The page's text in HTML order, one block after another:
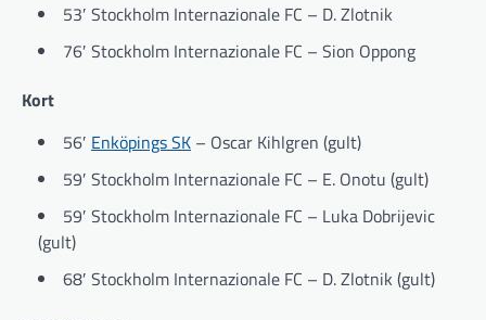
53′ Stockholm Internazionale FC – D. Zlotnik
76′ Stockholm Internazionale FC – Sion Oppong
Kort
56′ Enköpings SK – Oscar Kihlgren (gult)
59′ Stockholm Internazionale FC – E. Onotu (gult)
59′ Stockholm Internazionale FC – Luka Dobrijevic
(gult)
68′ Stockholm Internazionale FC – D. Zlotnik (gult)